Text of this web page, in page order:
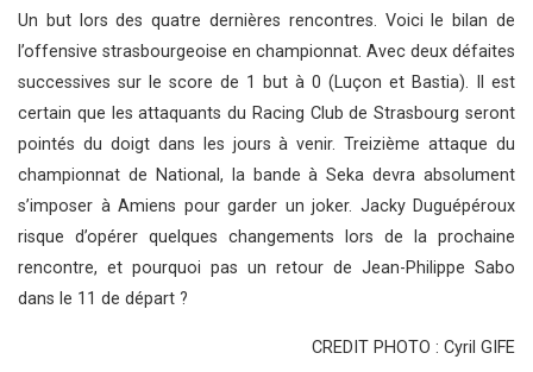
Un but lors des quatre dernières rencontres. Voici le bilan de
l’offensive strasbourgeoise en championnat. Avec deux défaites
successives sur le score de 1 but à 0 (Luçon et Bastia). Il est
certain que les attaquants du Racing Club de Strasbourg seront
pointés du doigt dans les jours à venir. Treizième attaque du
championnat de National, la bande à Seka devra absolument
s’imposer à Amiens pour garder un joker. Jacky Duguépéroux
risque d’opérer quelques changements lors de la prochaine
rencontre, et pourquoi pas un retour de Jean-Philippe Sabo
dans le 11 de départ ?
CREDIT PHOTO : Cyril GIFE